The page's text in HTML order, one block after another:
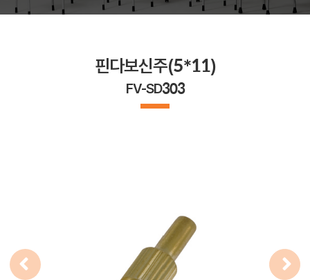
핀다보신주(5*11)
FV-SD303